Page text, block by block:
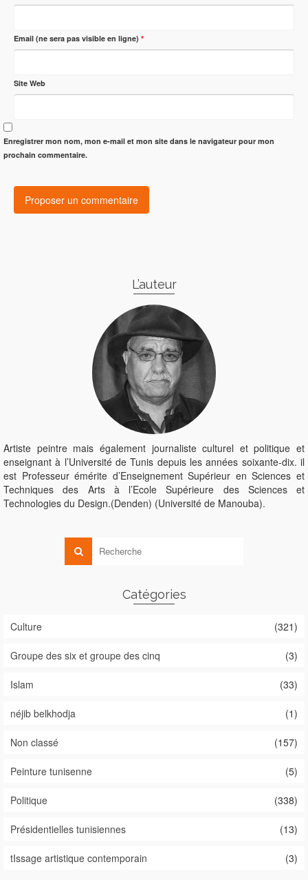
Email (ne sera pas visible en ligne) *
Site Web
Enregistrer mon nom, mon e-mail et mon site dans le navigateur pour mon
prochain commentaire.
L’auteur
Artiste peintre mais également journaliste culturel et politique et
enseignant à l’Université de Tunis depuis les années soixante-dix. il
est Professeur émérite d’Enseignement Supérieur en Sciences et
Techniques des Arts à l’Ecole Supérieure des Sciences et
Technologies du Design.(Denden) (Université de Manouba).
Catégories
Culture (321)
Groupe des six et groupe des cinq (3)
Islam (33)
néjib belkhodja (1)
Non classé (157)
Peinture tunisenne (5)
Politique (338)
Présidentielles tunisiennes (13)
tIssage artistique contemporain (3)